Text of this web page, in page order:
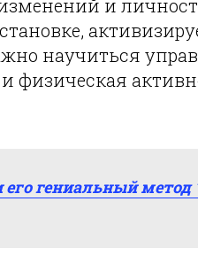
и
научиться
и физическая
гениальный метод